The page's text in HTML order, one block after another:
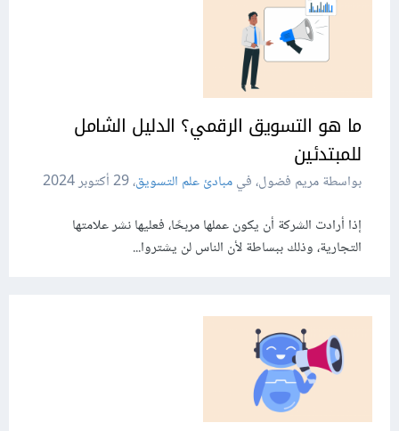
ما هو التسويق الرقمي؟ الدليل الشامل
للمبتدئين
بواسطة مريم فضول، فيمبادئ علم التسويق،29 أكتوبر 2024
إذا أرادت الشركة أن يكون عملها مربحًا، فعليها نشر علامتها
التجارية، وذلك ببساطة لأن الناس لن يشتروا...